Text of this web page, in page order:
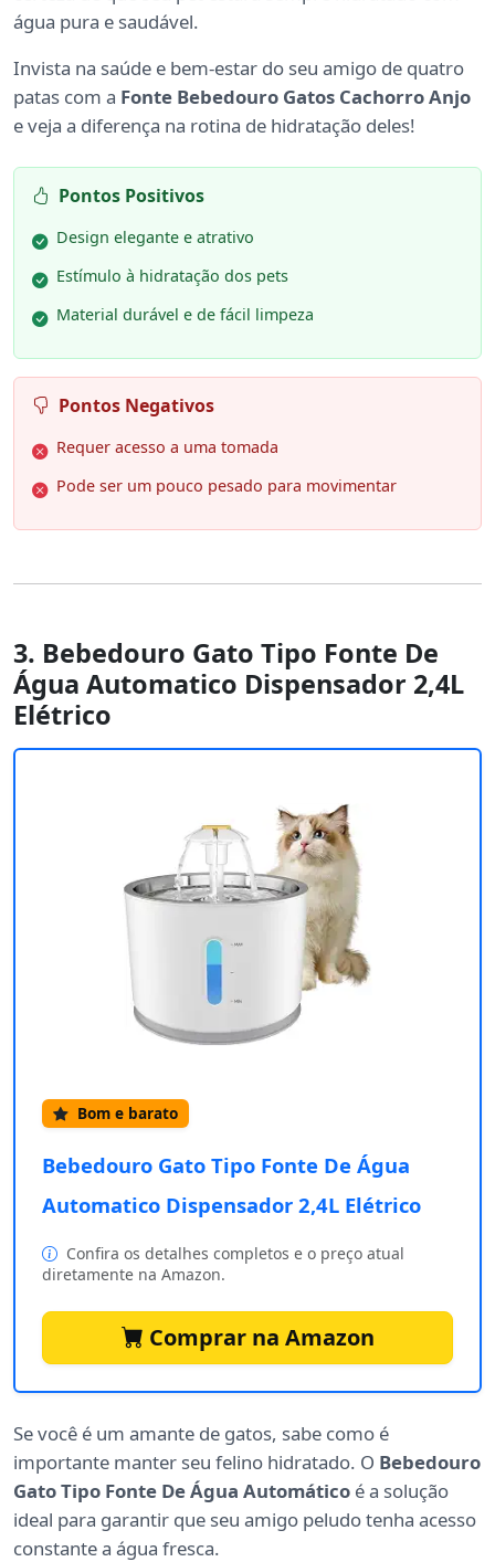
água pura e saudável.
Invista na saúde e bem-estar do seu amigo de quatro
patas com a Fonte Bebedouro Gatos Cachorro Anjo
e veja a diferença na rotina de hidratação deles!
Pontos Positivos
Design elegante e atrativo
Estímulo à hidratação dos pets
Material durável e de fácil limpeza
Pontos Negativos
Requer acesso a uma tomada
Pode ser um pouco pesado para movimentar
3. Bebedouro Gato Tipo Fonte De
Água Automatico Dispensador 2,4L
Elétrico
Bom e barato
Bebedouro Gato Tipo Fonte De Água
Automatico Dispensador 2,4L Elétrico
Confira os detalhes completos e o preço atual
diretamente na Amazon.
Comprar na Amazon
Se você é um amante de gatos, sabe como é
importante manter seu felino hidratado. O Bebedouro
Gato Tipo Fonte De Água Automático é a solução
ideal para garantir que seu amigo peludo tenha acesso
constante a água fresca.